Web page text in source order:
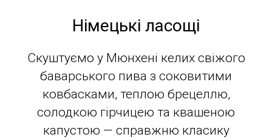
Німецькі ласощі
Скуштуємо у Мюнхені келих свіжого
баварського пива з соковитими
ковбасками, теплою брецеллю,
солодкою гірчицею та квашеною
капустою — справжню класику